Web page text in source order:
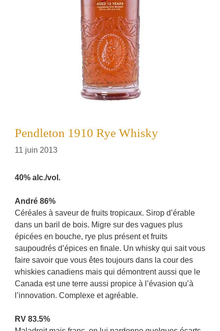
Pendleton 1910 Rye Whisky
11 juin 2013
40% alc./vol.
André 86%
Céréales à saveur de fruits tropicaux. Sirop d’érable
dans un baril de bois. Migre sur des vagues plus
épicées en bouche, rye plus présent et fruits
saupoudrés d’épices en finale. Un whisky qui sait vous
faire savoir que vous êtes toujours dans la cour des
whiskies canadiens mais qui démontrent aussi que le
Canada est une terre aussi propice à l’évasion qu’à
l’innovation. Complexe et agréable.
RV 83.5%